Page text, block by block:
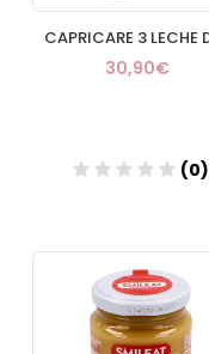
30,90€
(0)
Añadir